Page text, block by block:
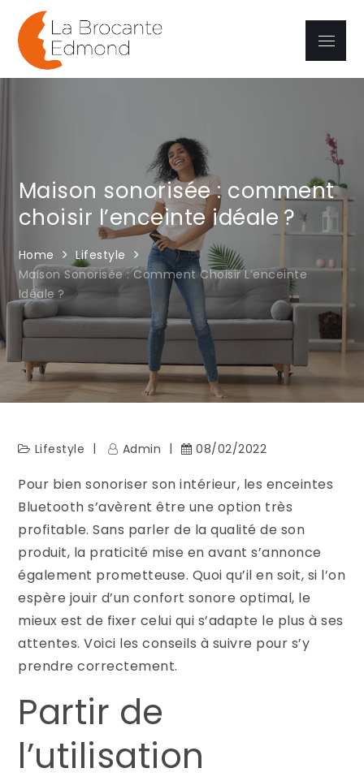
content
La brocante
Edmond
Menu
Maison sonorisée : comment
choisir l’enceinte idéale ?
Home
Lifestyle
Maison Sonorisée : Comment Choisir L’enceinte
Idéale ?
Lifestyle Admin 08/02/2022
Pour bien sonoriser son intérieur, les enceintes
Bluetooth s’avèrent être une option très
profitable. Sans parler de la qualité de son
produit, la praticité mise en avant s’annonce
également prometteuse. Quoi qu’il en soit, si l’on
espère jouir d’un confort sonore optimal, le
mieux est de fixer celui qui s’adapte le plus à ses
attentes. Voici les conseils à suivre pour s’y
prendre correctement.
Partir de
l’utilisation